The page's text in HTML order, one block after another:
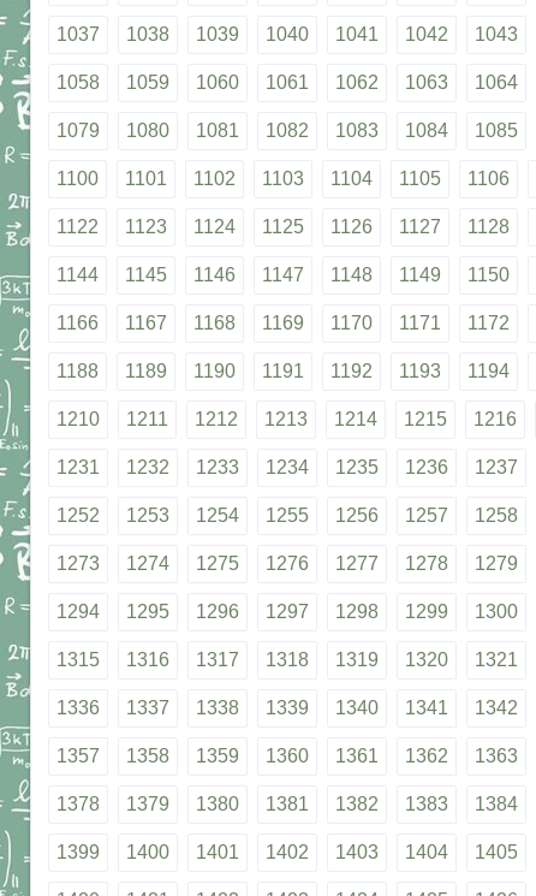
1037 1038 1039 1040 1041 1042 1043
1058 1059 1060 1061 1062 1063 1064
1079 1080 1081 1082 1083 1084 1085
1100 1101 1102 1103 1104 1105 1106
1122 1123 1124 1125 1126 1127 1128
1144 1145 1146 1147 1148 1149 1150
1166 1167 1168 1169 1170 1171 1172
1188 1189 1190 1191 1192 1193 1194
1210 1211 1212 1213 1214 1215 1216
1231 1232 1233 1234 1235 1236 1237
1252 1253 1254 1255 1256 1257 1258
1273 1274 1275 1276 1277 1278 1279
1294 1295 1296 1297 1298 1299 1300
1315 1316 1317 1318 1319 1320 1321
1336 1337 1338 1339 1340 1341 1342
1357 1358 1359 1360 1361 1362 1363
1378 1379 1380 1381 1382 1383 1384
1399 1400 1401 1402 1403 1404 1405